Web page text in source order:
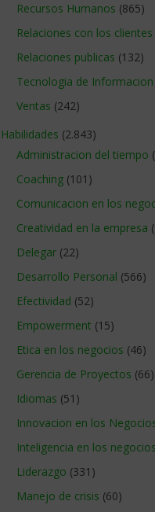
Recursos Humanos (865)
Relaciones con los clientes
Relaciones publicas (132)
Tecnologia de Informacion
Ventas (242)
Habilidades (2.843)
Administracion del tiempo
Coaching (101)
Comunicacion en los
Creatividad en la empresa
Delegar (22)
Desarrollo Personal (566)
Efectividad (52)
Empowerment (15)
Etica en los negocios (46)
Gerencia de Proyectos (66)
Idiomas (51)
Innovacion en los
Inteligencia en los negocios
Liderazgo (331)
Manejo de crisis (60)